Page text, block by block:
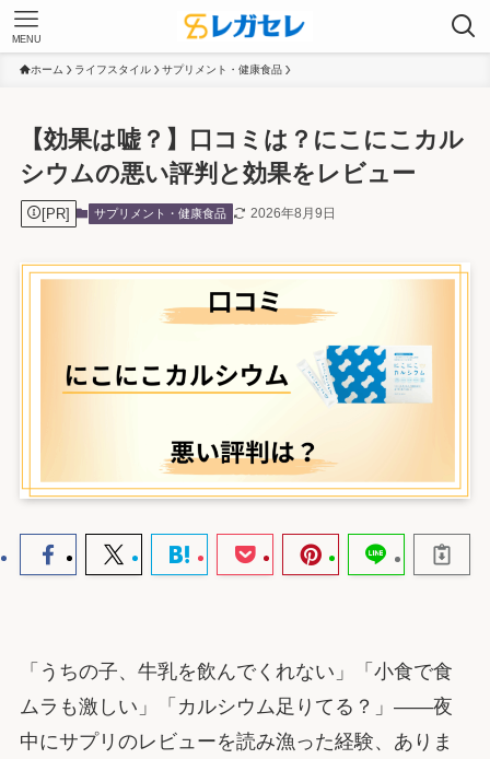
MENU
ホーム ライフスタイル サプリメント・健康食品
【効果は嘘？】口コミは？にこにこカル
シウムの悪い評判と効果をレビュー
[PR] サプリメント・健康食品 2026年8月9日
「うちの子、牛乳を飲んでくれない」「小食で食
ムラも激しい」「カルシウム足りてる？」――夜
中にサプリのレビューを読み漁った経験、ありま